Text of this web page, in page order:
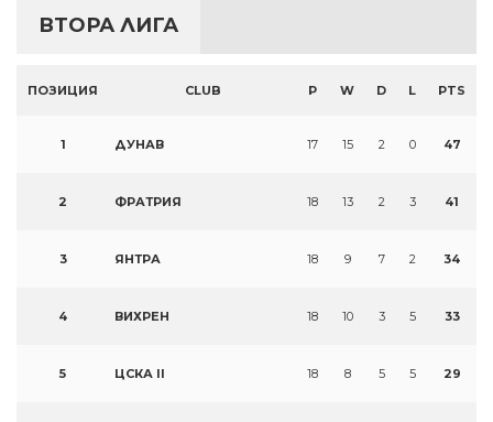
ВТОРА ЛИГА
ПОЗИЦИЯ CLUB P W D L PTS
1 ДУНАВ 17 15 2 0 47
2 ФРАТРИЯ 18 13 2 3 41
3 ЯНТРА 18 9 7 2 34
4 ВИХРЕН 18 10 3 5 33
5 ЦСКА II 18 8 5 5 29